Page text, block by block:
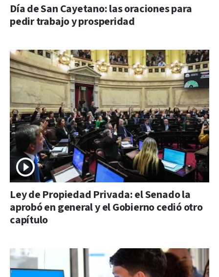
Día de San Cayetano: las oraciones para
pedir trabajo y prosperidad
Ley de Propiedad Privada: el Senado la
aprobó en general y el Gobierno cedió otro
capítulo